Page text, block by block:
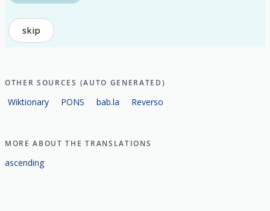
skip
OTHER SOURCES (AUTO GENERATED)
Wiktionary PONS bab.la Reverso
MORE ABOUT THE TRANSLATIONS
ascending